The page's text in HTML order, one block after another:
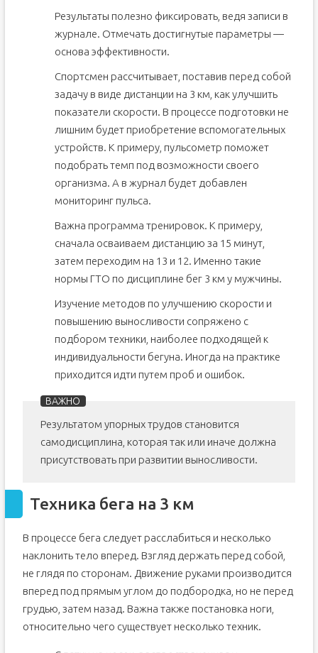
минут
Как пробежать трехкилометровую дистанцию за 12
минут
Видео. Техника бега на дистанцию 3 км. Как правильно
разложить силы в беге на 3 км
Результаты полезно фиксировать, ведя записи в
журнале. Отмечать достигнутые параметры —
основа эффективности.
Спортсмен рассчитывает, поставив перед собой
задачу в виде дистанции на 3 км, как улучшить
показатели скорости. В процессе подготовки не
лишним будет приобретение вспомогательных
устройств. К примеру, пульсометр поможет
подобрать темп под возможности своего
организма. А в журнал будет добавлен
мониторинг пульса.
Важна программа тренировок. К примеру,
сначала осваиваем дистанцию за 15 минут,
затем переходим на 13 и 12. Именно такие
нормы ГТО по дисциплине бег 3 км у мужчины.
Изучение методов по улучшению скорости и
повышению выносливости сопряжено с
подбором техники, наиболее подходящей к
индивидуальности бегуна. Иногда на практике
приходится идти путем проб и ошибок.
Результатом упорных трудов становится
самодисциплина, которая так или иначе должна
присутствовать при развитии выносливости.
Техника бега на 3 км
В процессе бега следует расслабиться и несколько
наклонить тело вперед. Взгляд держать перед собой,
не глядя по сторонам. Движение руками производится
вперед под прямым углом до подбородка, но не перед
грудью, затем назад. Важна также постановка ноги,
относительно чего существует несколько техник.